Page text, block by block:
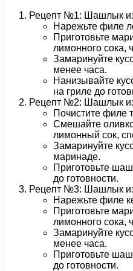
Рецепт №1: Шашлык
Нарежьте филе
Приготовьте
лимонного сока,
Замаринуйте
менее часа.
Нанизывайте
на гриле до
Рецепт №2: Шашлык из
Почистите филе
Смешайте
лимонный сок,
Замаринуйте
маринаде.
Приготовьте
до готовности.
Рецепт №3: Шашлык
Нарежьте филе
Приготовьте
лимонного сока,
Замаринуйте
менее часа.
Приготовьте
до готовности.